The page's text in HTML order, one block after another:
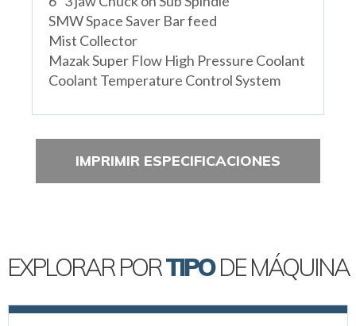
SMW Space Saver Bar feed
Mist Collector
Mazak Super Flow High Pressure Coolant
Coolant Temperature Control System
IMPRIMIR ESPECIFICACIONES
EXPLORAR PORTIPODE MÁQUINA